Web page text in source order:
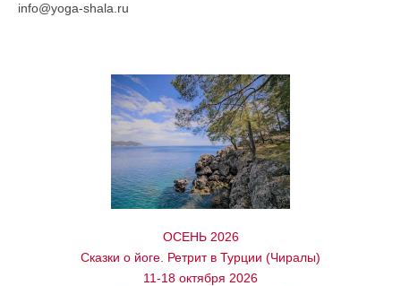
info@yoga-shala.ru
ОСЕНЬ 2026
Сказки о йоге. Ретрит в Турции (Чиралы)
11-18 октября 2026